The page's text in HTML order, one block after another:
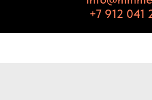
+7 912 041